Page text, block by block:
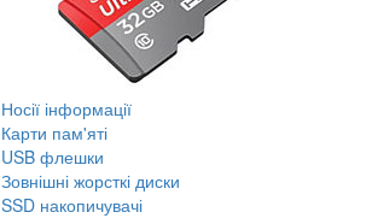
Носії інформації
Карти пам'яті
USB флешки
Зовнішні жорсткі диски
SSD накопичувачі